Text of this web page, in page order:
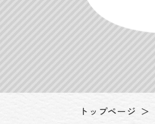
トップページ